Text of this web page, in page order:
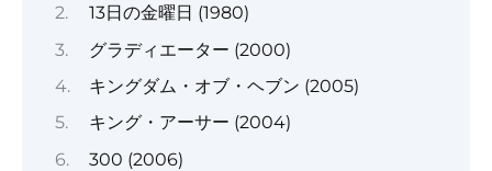
13日の金曜日 (1980)
グラディエーター (2000)
キングダム・オブ・ヘブン (2005)
キング・アーサー (2004)
300 (2006)